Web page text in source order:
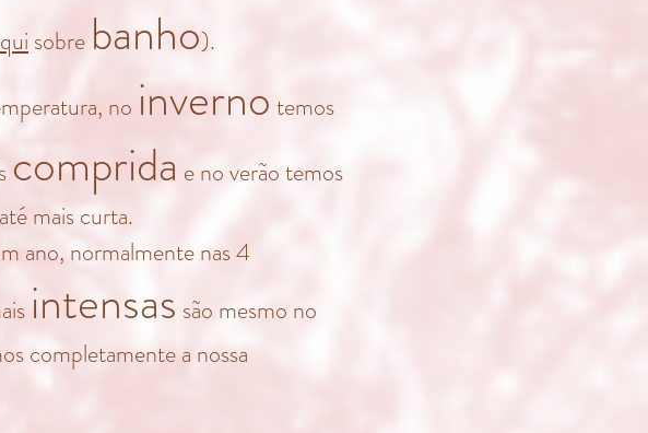
sobre banho).
no inverno temos
comprida e no verão temos
mais curta.
ano, normalmente nas 4
intensas são mesmo no
completamente a nossa